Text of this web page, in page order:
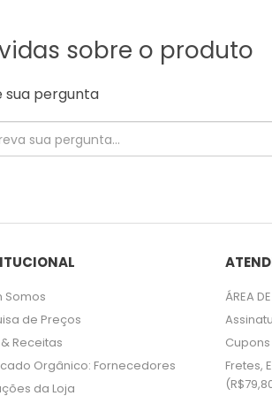
sobre o produto
sua pergunta
Somos
de Preços
Receitas
Orgânico: Fornecedores
da Loja
ÁREA
Fretes,